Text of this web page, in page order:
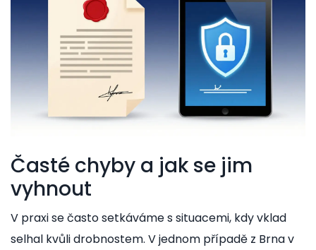
Časté chyby a jak se jim
vyhnout
V praxi se často setkáváme s situacemi, kdy vklad
selhal kvůli drobnostem. V jednom případě z Brna v